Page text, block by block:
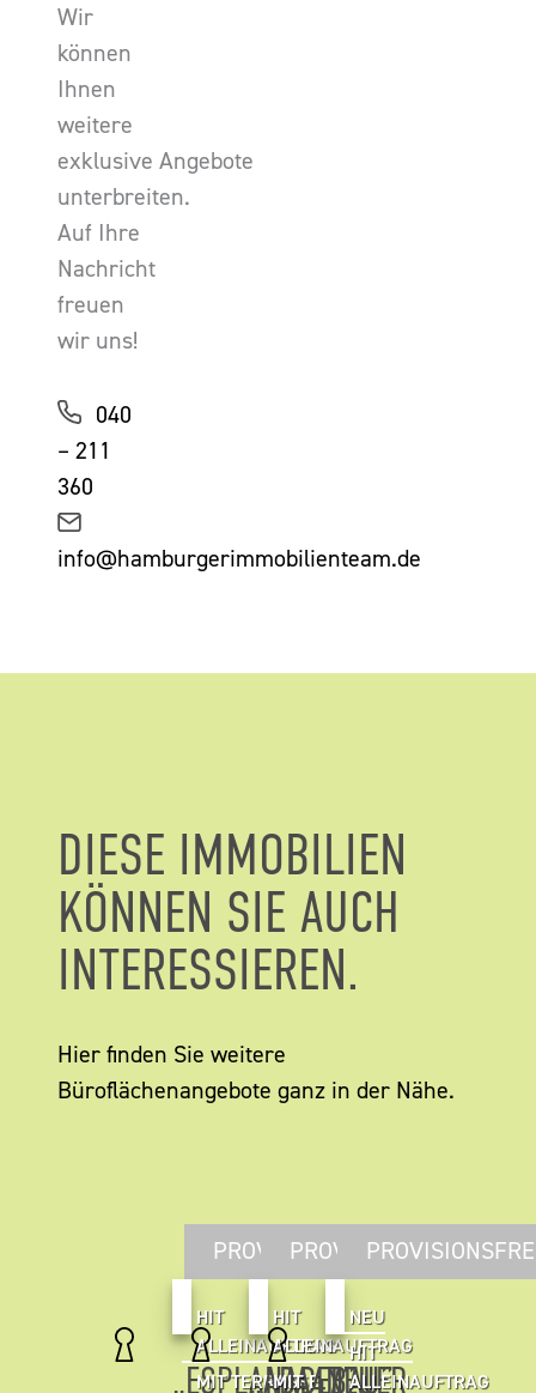
Wir
können
Ihnen
weitere
exklusive Angebote
unterbreiten.
Auf Ihre
Nachricht
freuen
wir uns!
040
– 211
360
info@hamburgerimmobilienteam.de
DIESE IMMOBILIEN
KÖNNEN SIE AUCH
INTERESSIEREN.
Hier finden Sie weitere
Büroflächenangebote ganz in der Nähe.
PROVISIONSFREI
HIT
ALLEINAUFTRAG
MIT TERRASSE
„ESPLANADEBAU”
PROVISIONSFREI
HIT
ALLEINAUFTRAG
MIT
„ADA47”
NEU
HIT
ALLEINAUFTRAG
NEUER